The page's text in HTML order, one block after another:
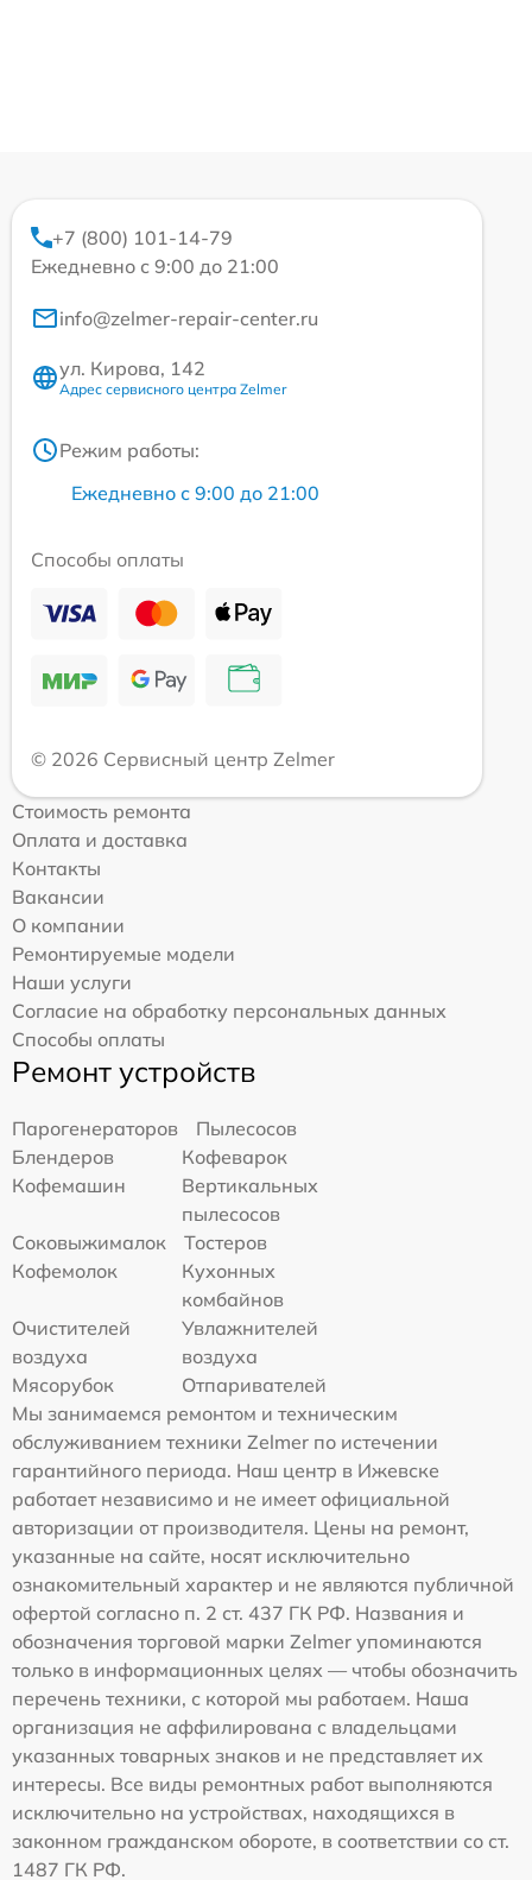
+7 (800) 101-14-79
Ежедневно с 9:00 до 21:00
info@zelmer-repair-center.ru
ул. Кирова, 142
Адрес сервисного центра Zelmer
Режим работы:
Ежедневно с 9:00 до 21:00
Способы оплаты
© 2026 Сервисный центр Zelmer
Стоимость ремонта
Оплата и доставка
Контакты
Вакансии
О компании
Ремонтируемые модели
Наши услуги
Согласие на обработку персональных данных
Способы оплаты
Ремонт устройств
Парогенераторов
Пылесосов
Блендеров
Кофеварок
Кофемашин
Вертикальных
пылесосов
Соковыжималок
Тостеров
Кофемолок
Кухонных
комбайнов
Очистителей
воздуха
Увлажнителей
воздуха
Мясорубок
Отпаривателей
Мы занимаемся ремонтом и техническим
обслуживанием техники Zelmer по истечении
гарантийного периода. Наш центр в Ижевске
работает независимо и не имеет официальной
авторизации от производителя. Цены на ремонт,
указанные на сайте, носят исключительно
ознакомительный характер и не являются публичной
офертой согласно п. 2 ст. 437 ГК РФ. Названия и
обозначения торговой марки Zelmer упоминаются
только в информационных целях — чтобы обозначить
перечень техники, с которой мы работаем. Наша
организация не аффилирована с владельцами
указанных товарных знаков и не представляет их
интересы. Все виды ремонтных работ выполняются
исключительно на устройствах, находящихся в
законном гражданском обороте, в соответствии со ст.
1487 ГК РФ.